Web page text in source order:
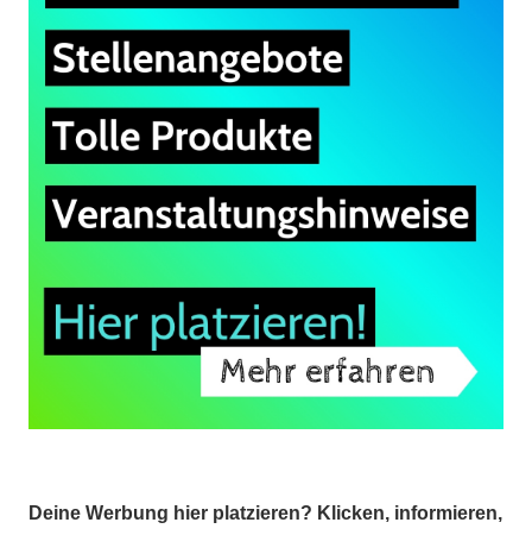
Deine Werbung hier platzieren? Klicken, informieren,